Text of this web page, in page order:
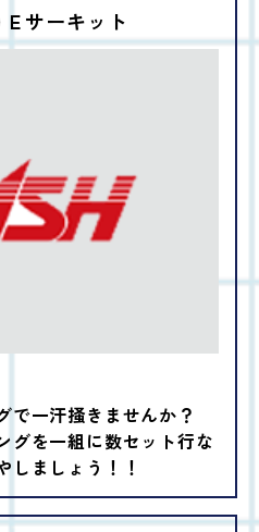
サーキット
で一汗掻きませんか？
グを一組に数セット行な
しましょう！！